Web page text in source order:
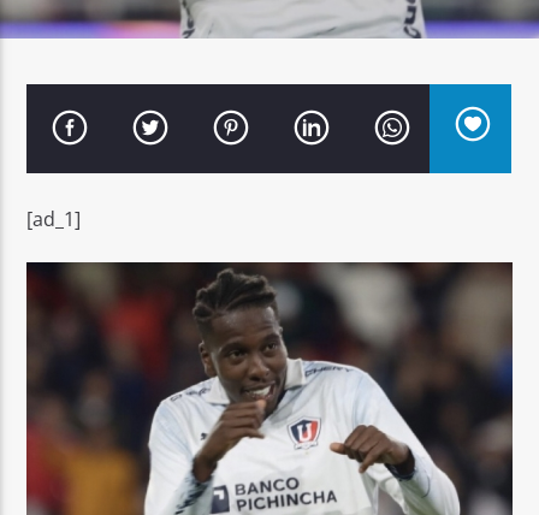
TÍTULO
ARTISTA
Señal FM
[ad_1]